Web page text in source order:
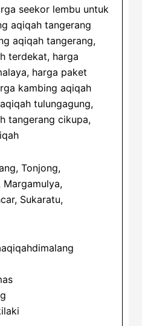
seekor lembu untuk
aqiqah tangerang
aqiqah tangerang,
terdekat, harga
harga paket
kambing aqiqah
tulungagung,
tangerang cikupa,
Tonjong,
Margamulya,
Sukaratu,